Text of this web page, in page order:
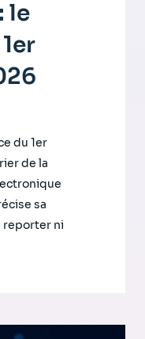
le
du 1er
de la
sa
reporter ni